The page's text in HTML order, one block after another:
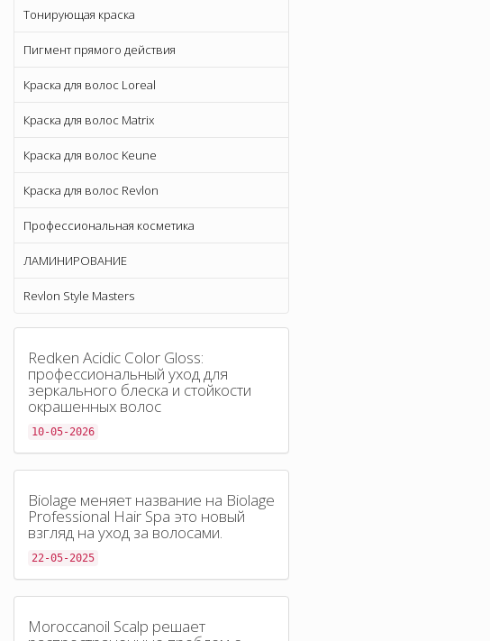
Тонирующая краска
Пигмент прямого действия
Краска для волос Loreal
Краска для волос Matrix
Краска для волос Keune
Краска для волос Revlon
Профессиональная косметика
ЛАМИНИРОВАНИЕ
Revlon Style Masters
Redken Acidic Color Gloss:
профессиональный уход для
зеркального блеска и стойкости
окрашенных волос
10-05-2026
Biolage меняет название на Biolage
Professional Hair Spa это новый
взгляд на уход за волосами.
22-05-2025
Moroccanoil Scalp решает